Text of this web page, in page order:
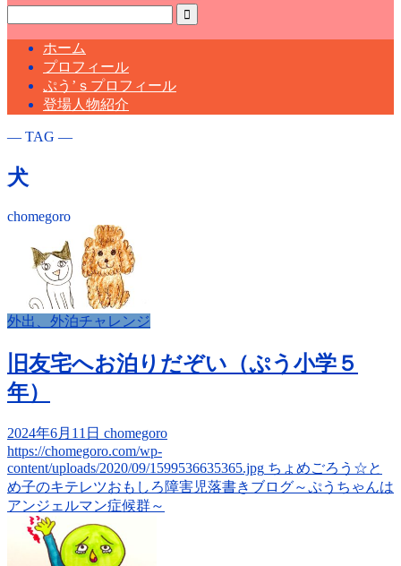
ホーム
プロフィール
ぷう’ｓプロフィール
登場人物紹介
― TAG ―
犬
chomegoro
外出、外泊チャレンジ
旧友宅へお泊りだぞい（ぷう小学５
年）
2024年6月11日 chomegoro
https://chomegoro.com/wp-
content/uploads/2020/09/1599536635365.jpg ちょめごろう☆と
め子のキテレツおもしろ障害児落書きブログ～ぷうちゃんは
アンジェルマン症候群～